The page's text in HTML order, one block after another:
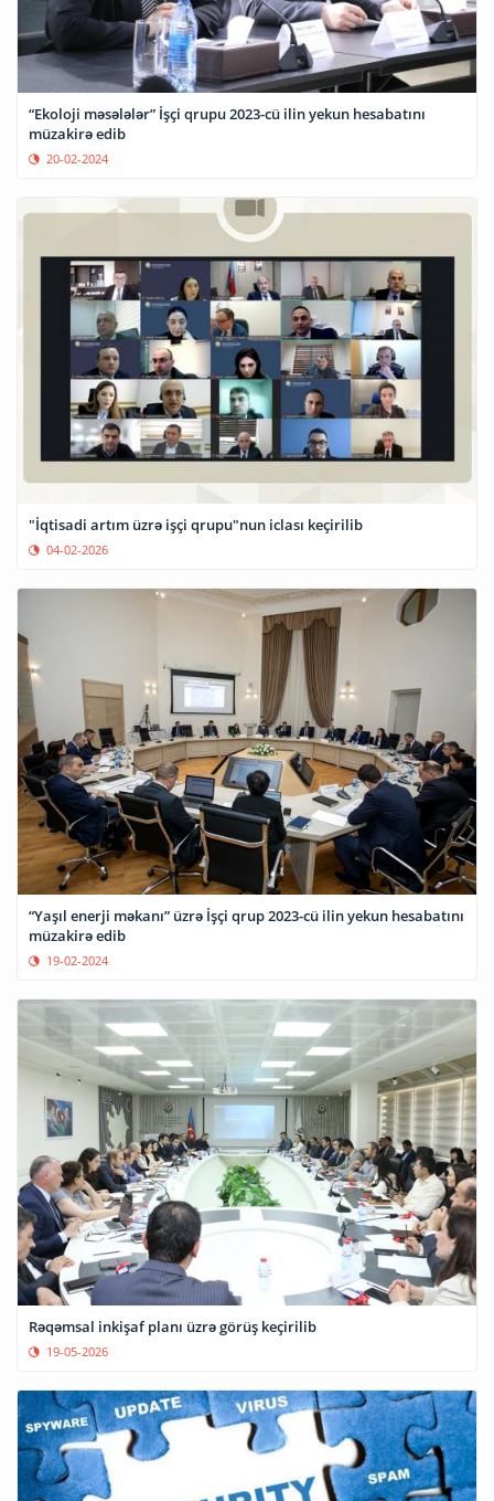
“Ekoloji məsələlər” İşçi qrupu 2023-cü ilin yekun hesabatını
müzakirə edib
20-02-2024
"İqtisadi artım üzrə işçi qrupu"nun iclası keçirilib
04-02-2026
“Yaşıl enerji məkanı” üzrə İşçi qrup 2023-cü ilin yekun hesabatını
müzakirə edib
19-02-2024
Rəqəmsal inkişaf planı üzrə görüş keçirilib
19-05-2026